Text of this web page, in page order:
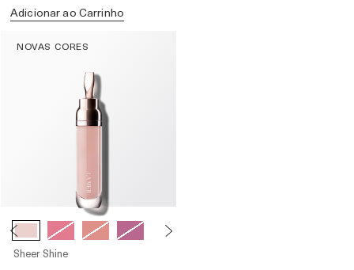
Adicionar ao Carrinho
NOVAS CORES
Sheer Shine